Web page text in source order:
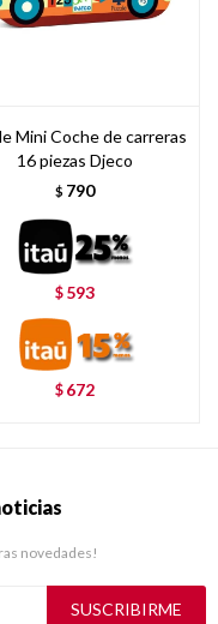
Mini Coche de carreras
16 piezas Djeco
$ 790
$ 593
$ 672
novedades!
SUSCRIBIRME